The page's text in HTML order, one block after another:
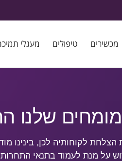
מכשירים טיפולים מעגלי
שלנו
הצלחת לקוחותיה לכן, בינינו
על מנת לעמוד בתנאי התחרות